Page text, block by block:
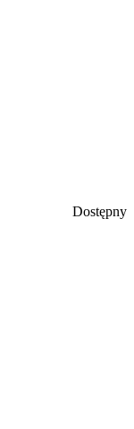
Dostępny